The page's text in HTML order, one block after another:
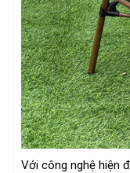
Với công nghệ hiện